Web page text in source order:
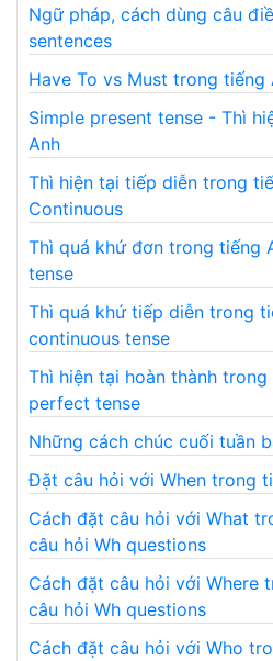
Ngữ pháp, cách dùng câu
sentences
Have To vs Must trong tiếng
Simple present tense - Thì
Anh
Thì hiện tại tiếp diễn trong
Continuous
Thì quá khứ đơn trong tiếng
tense
Thì quá khứ tiếp diễn trong
continuous tense
Thì hiện tại hoàn thành
perfect tense
Những cách chúc cuối tuần
Đặt câu hỏi với When trong
Cách đặt câu hỏi với What
câu hỏi Wh questions
Cách đặt câu hỏi với Where
câu hỏi Wh questions
Cách đặt câu hỏi với Who